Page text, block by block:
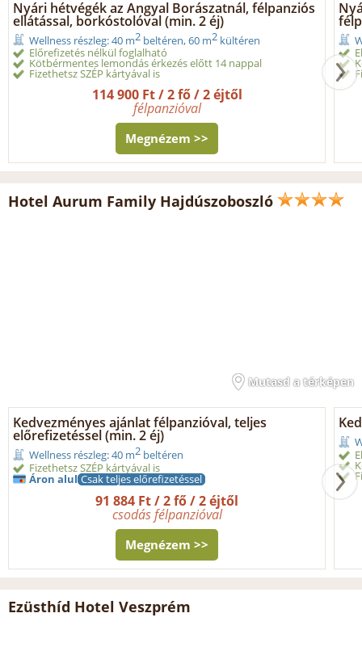
Nyári hétvégék az Angyal Borászatnál, félpanziós
ellátással, borkóstolóval (min. 2 éj)
Wellness részleg: 40 m2 beltéren, 60 m2 kültéren
Előrefizetés nélkül foglalható
Kötbérmentes lemondás érkezés előtt 14 nappal
Fizethetsz SZÉP kártyával is
114 900 Ft / 2 fő / 2 éjtől
félpanzióval
Megnézem >>
Hotel Aurum Family Hajdúszoboszló
Mutasd a térképen
Kedvezményes ajánlat félpanzióval, teljes
előrefizetéssel (min. 2 éj)
Wellness részleg: 40 m2 beltéren
Fizethetsz SZÉP kártyával is
Áron alul Csak teljes előrefizetéssel
91 884 Ft / 2 fő / 2 éjtől
csodás félpanzióval
Megnézem >>
Ezüsthíd Hotel Veszprém